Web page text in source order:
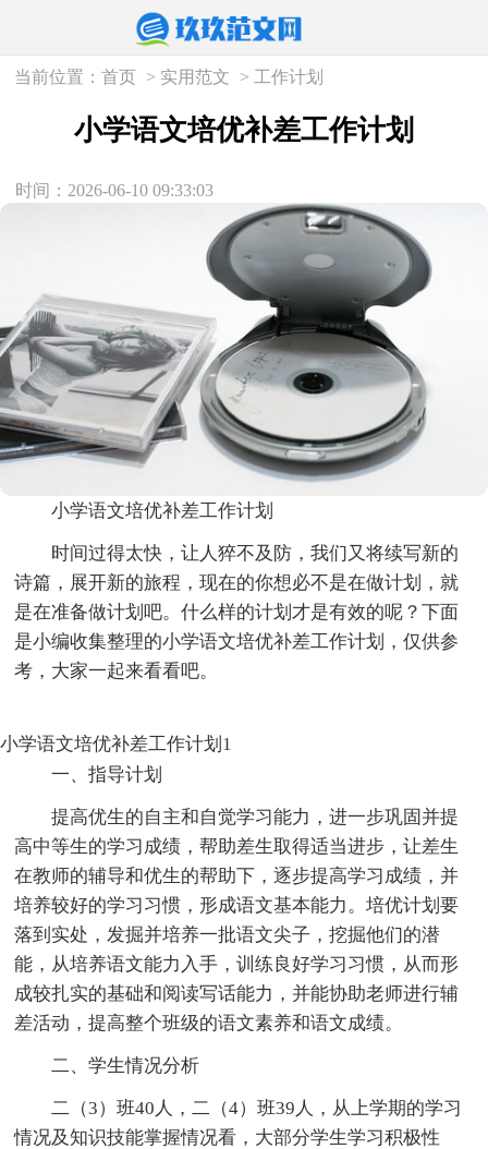
当前位置：首页 > 实用范文 > 工作计划
小学语文培优补差工作计划
时间：2026-06-10 09:33:03
小学语文培优补差工作计划
时间过得太快，让人猝不及防，我们又将续写新的
诗篇，展开新的旅程，现在的你想必不是在做计划，就
是在准备做计划吧。什么样的计划才是有效的呢？下面
是小编收集整理的小学语文培优补差工作计划，仅供参
考，大家一起来看看吧。
小学语文培优补差工作计划1
一、指导计划
提高优生的自主和自觉学习能力，进一步巩固并提
高中等生的学习成绩，帮助差生取得适当进步，让差生
在教师的辅导和优生的帮助下，逐步提高学习成绩，并
培养较好的学习习惯，形成语文基本能力。培优计划要
落到实处，发掘并培养一批语文尖子，挖掘他们的潜
能，从培养语文能力入手，训练良好学习习惯，从而形
成较扎实的基础和阅读写话能力，并能协助老师进行辅
差活动，提高整个班级的语文素养和语文成绩。
二、学生情况分析
二（3）班40人，二（4）班39人，从上学期的学习
情况及知识技能掌握情况看，大部分学生学习积极性